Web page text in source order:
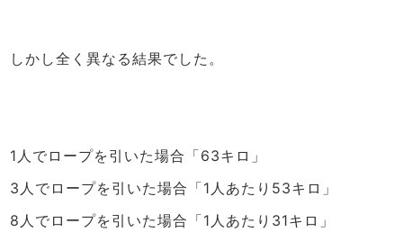
しかし全く異なる結果でした。
1人でロープを引いた場合「63キロ」
3人でロープを引いた場合「1人あたり53キロ」
8人でロープを引いた場合「1人あたり31キロ」